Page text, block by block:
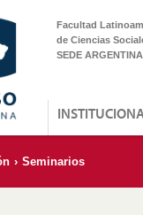
Facultad
de Ciencias
SEDE ARGENTINA
› Seminarios